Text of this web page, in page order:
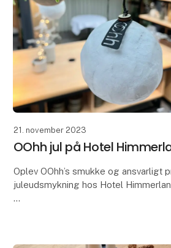
21. november 2023
OOhh jul på Hotel
Oplev OOhh’s smukke og ansvarligt
juleudsmykning hos Hotel
glæde ved at blive betroet en